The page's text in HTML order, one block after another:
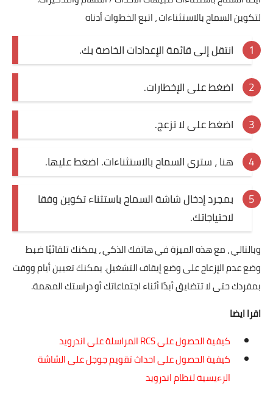
لتكوين السماح بالاستثناءات ، اتبع الخطوات أدناه
انتقل إلى قائمة الإعدادات الخاصة بك.
اضغط على الإخطارات.
اضغط على لا تزعج.
هنا ، سترى السماح بالاستثناءات. اضغط عليها.
بمجرد إدخال شاشة السماح باستثناء تكوين وفقا
لاحتياجاتك.
وبالتالي ، مع هذه الميزة في هاتفك الذكي ، يمكنك تلقائيًا ضبط
وضع عدم الإزعاج على وضع إيقاف التشغيل. يمكنك تعيين أيام ووقت
بمفردك حتى لا تتضايق أبدًا أثناء اجتماعاتك أو دراستك المهمة.
اقرا ايضا
كيفية الحصول على RCS المراسلة على اندرويد
كيفية الحصول على احداث تقويم جوجل على الشاشة
الرءيسية لنظام اندرويد